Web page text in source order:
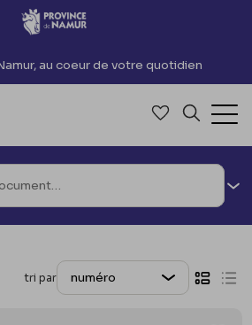
au contenu
au coeur de votre quotidien
Accéder à
tri par